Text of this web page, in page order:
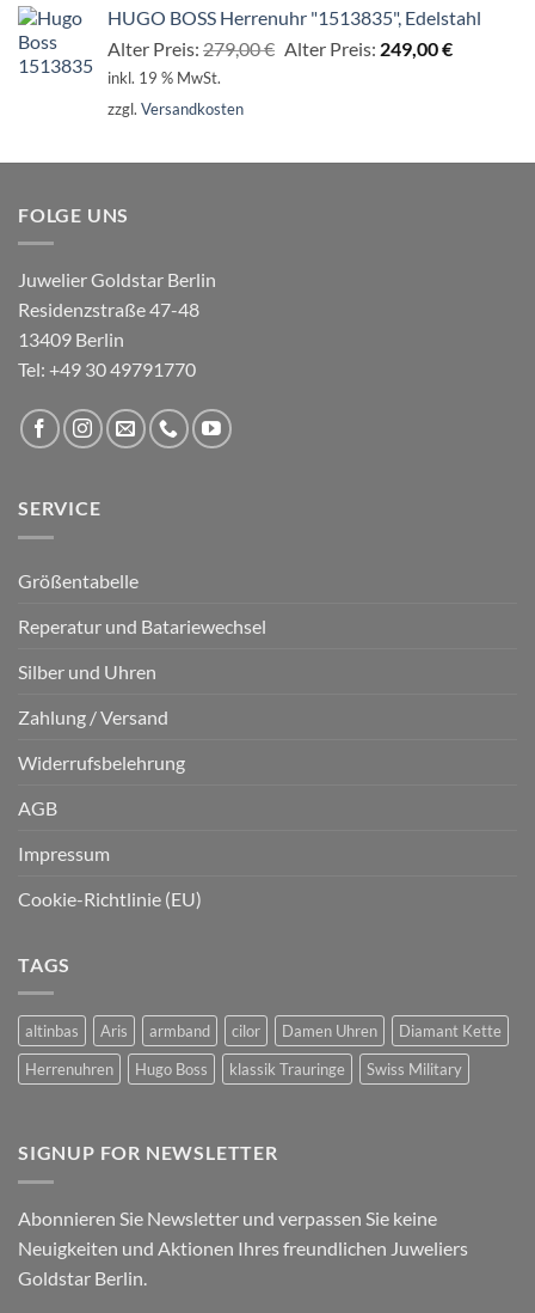
HUGO BOSS Herrenuhr "1513835", Edelstahl
Alter Preis: 279,00€ Ursprünglicher
Alter Preis: 249,00€Aktueller
inkl. 19 % MwSt.
zzgl. Versandkosten
FOLGE UNS
Juwelier Goldstar Berlin
Residenzstraße 47-48
13409 Berlin
Tel: +49 30 49791770
SERVICE
Größentabelle
Reperatur und Batariewechsel
Silber und Uhren
Zahlung / Versand
Widerrufsbelehrung
AGB
Impressum
Cookie-Richtlinie (EU)
TAGS
altinbas Aris armband cilor Damen Uhren
Diamant Kette
Herrenuhren
Hugo Boss klassik Trauringe Swiss Military
SIGNUP FOR NEWSLETTER
Abonnieren Sie Newsletter und verpassen Sie keine
Neuigkeiten und Aktionen Ihres freundlichen Juweliers
Goldstar Berlin.